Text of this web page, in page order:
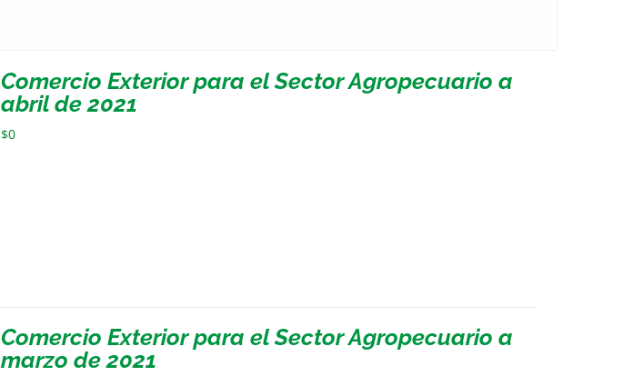
Comercio Exterior para el Sector Agropecuario a
abril de 2021
$0
Comercio Exterior para el Sector Agropecuario a
marzo de 2021